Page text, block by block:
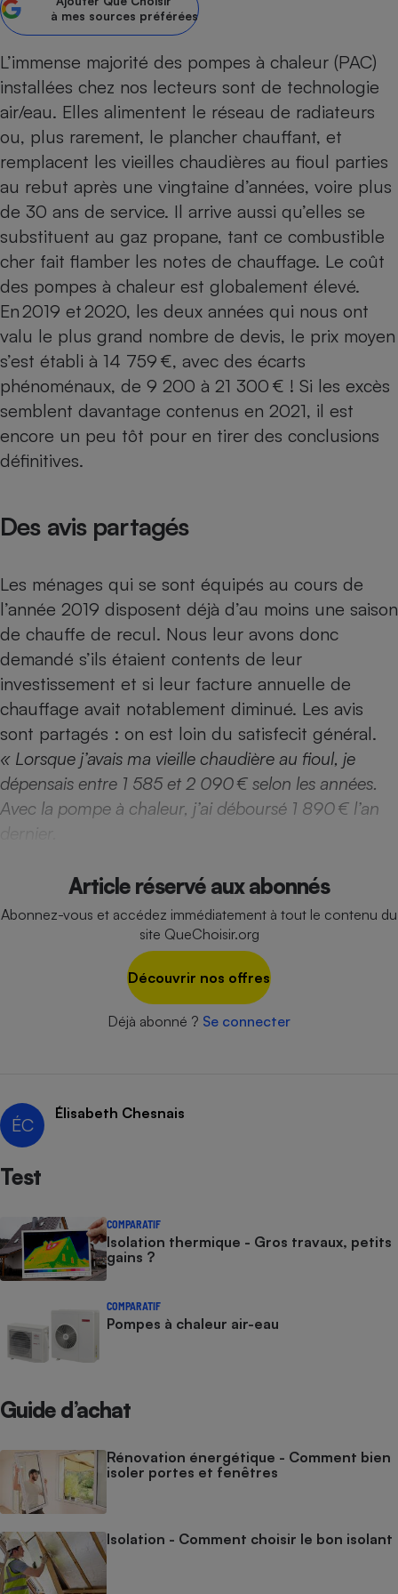
à mes sources préférées
L’immense majorité des pompes à chaleur (PAC)
installées chez nos lecteurs sont de technologie
air/eau. Elles alimentent le réseau de radiateurs
ou, plus rarement, le plancher chauffant, et
remplacent les vieilles chaudières au fioul parties
au rebut après une vingtaine d’années, voire plus
de 30 ans de service. Il arrive aussi qu’elles se
substituent au gaz propane, tant ce combustible
cher fait flamber les notes de chauffage. Le coût
des pompes à chaleur est globalement élevé.
En 2019 et 2020, les deux années qui nous ont
valu le plus grand nombre de devis, le prix moyen
s’est établi à 14 759 €, avec des écarts
phénoménaux, de 9 200 à 21 300 € ! Si les excès
semblent davantage contenus en 2021, il est
encore un peu tôt pour en tirer des conclusions
définitives.
Des avis partagés
Les ménages qui se sont équipés au cours de
l’année 2019 disposent déjà d’au moins une saison
de chauffe de recul. Nous leur avons donc
demandé s’ils étaient contents de leur
investissement et si leur facture annuelle de
chauffage avait notablement diminué. Les avis
sont partagés : on est loin du satisfecit général.
« Lorsque j’avais ma vieille chaudière au fioul, je
dépensais entre 1 585 et 2 090 € selon les années.
Avec la pompe à chaleur, j’ai déboursé 1 890 € l’an
dernier.
Article réservé aux abonnés
Abonnez-vous et accédez immédiatement à tout le contenu du
site QueChoisir.org
Découvrir nos offres
Déjà abonné ? Se connecter
ÉC
Élisabeth Chesnais
Test
COMPARATIF
Isolation thermique - Gros travaux, petits
gains ?
COMPARATIF
Pompes à chaleur air-eau
Guide d’achat
Rénovation énergétique - Comment bien
isoler portes et fenêtres
Isolation - Comment choisir le bon isolant
alimentaire
bouteille
Assurance emprunteur
Lave-linge
Plaque de cuisson à
Climatiseur -
Robot ménager
Téléviseur
Téléphone mobile -
Smartphone
Antivirus
Matelas
Radiateur électrique
Mutuelle
Antimoustique